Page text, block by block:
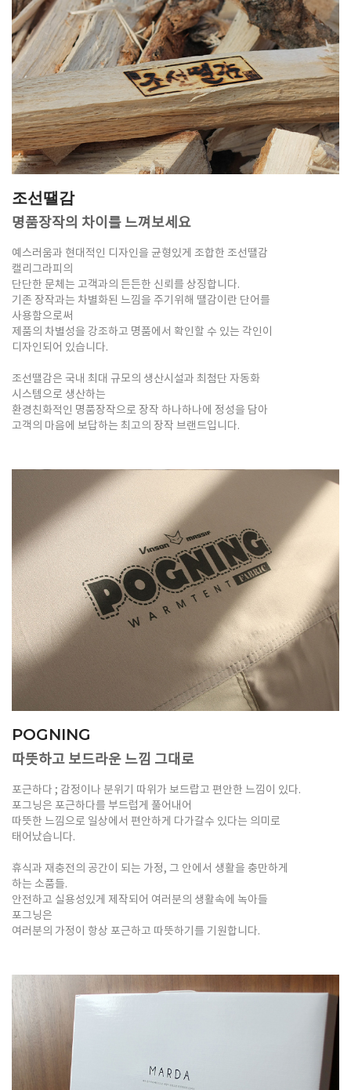
조선땔감
명품장작의 차이를 느껴보세요
예스러움과 현대적인 디자인을 균형있게 조합한 조선땔감
캘리그라피의
단단한 문체는 고객과의 든든한 신뢰를 상징합니다.
기존 장작과는 차별화된 느낌을 주기위해 땔감이란 단어를
사용함으로써
제품의 차별성을 강조하고 명품에서 확인할 수 있는 각인이
디자인되어 있습니다.
조선땔감은 국내 최대 규모의 생산시설과 최첨단 자동화
시스템으로 생산하는
환경친화적인 명품장작으로 장작 하나하나에 정성을 담아
고객의 마음에 보답하는 최고의 장작 브랜드입니다.
POGNING
따뜻하고 보드라운 느낌 그대로
포근하다 ; 감정이나 분위기 따위가 보드랍고 편안한 느낌이 있다.
포그닝은 포근하다를 부드럽게 풀어내어
따뜻한 느낌으로 일상에서 편안하게 다가갈수 있다는 의미로
태어났습니다.
휴식과 재충전의 공간이 되는 가정, 그 안에서 생활을 충만하게
하는 소품들.
안전하고 실용성있게 제작되어 여러분의 생활속에 녹아들
포그닝은
여러분의 가정이 항상 포근하고 따뜻하기를 기원합니다.